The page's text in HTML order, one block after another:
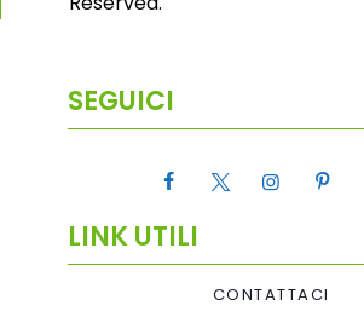
SEGUICI
LINK UTILI
CONTATTACI